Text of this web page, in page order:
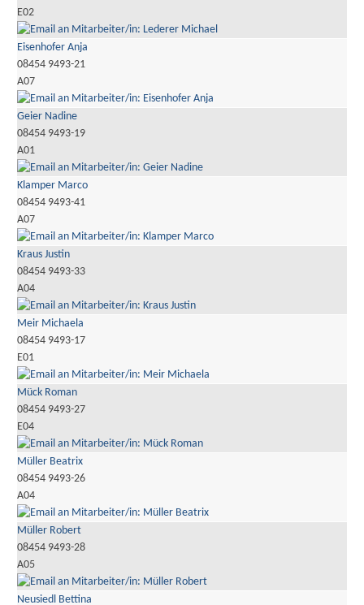
E02
Eisenhofer Anja
08454 9493-21
A07
Geier Nadine
08454 9493-19
A01
Klamper Marco
08454 9493-41
A07
Kraus Justin
08454 9493-33
A04
Meir Michaela
08454 9493-17
E01
Mück Roman
08454 9493-27
E04
Müller Beatrix
08454 9493-26
A04
Müller Robert
08454 9493-28
A05
Neusiedl Bettina